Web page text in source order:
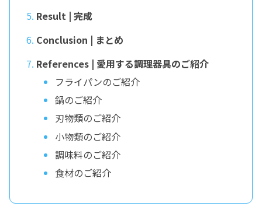
Result | 完成
Conclusion | まとめ
References | 愛用する調理器具のご紹介
フライパンのご紹介
鍋のご紹介
刃物類のご紹介
小物類のご紹介
調味料のご紹介
食材のご紹介